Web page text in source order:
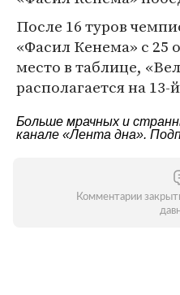
После 16 туров
«Фасил Кенема» с 25
место в таблице,
располагается на 13-
Больше мрачных и
канале «Лента дна».
Комментарии